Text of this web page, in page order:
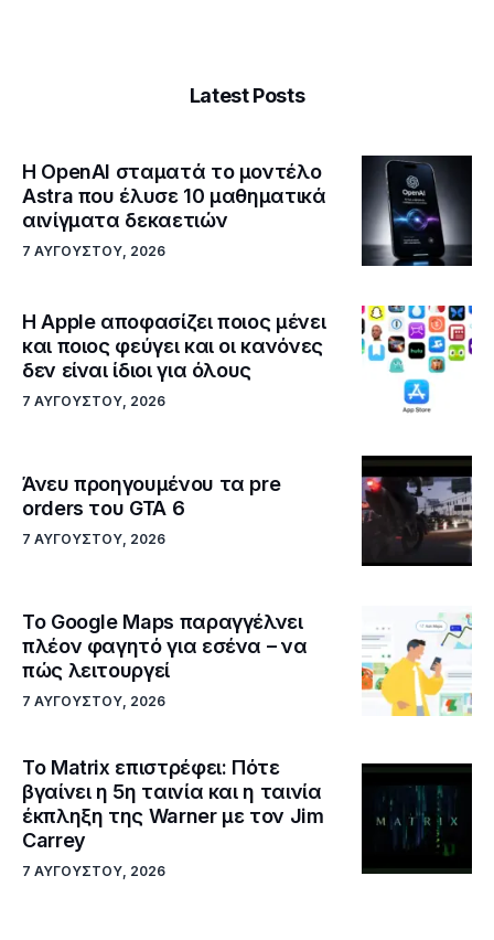
Latest Posts
Η OpenAI σταματά το μοντέλο
Astra που έλυσε 10 μαθηματικά
αινίγματα δεκαετιών
7 ΑΥΓΟΎΣΤΟΥ, 2026
Η Apple αποφασίζει ποιος μένει
και ποιος φεύγει και οι κανόνες
δεν είναι ίδιοι για όλους
7 ΑΥΓΟΎΣΤΟΥ, 2026
Άνευ προηγουμένου τα pre
orders του GTA 6
7 ΑΥΓΟΎΣΤΟΥ, 2026
Το Google Maps παραγγέλνει
πλέον φαγητό για εσένα – να
πώς λειτουργεί
7 ΑΥΓΟΎΣΤΟΥ, 2026
Το Matrix επιστρέφει: Πότε
βγαίνει η 5η ταινία και η ταινία
έκπληξη της Warner με τον Jim
Carrey
7 ΑΥΓΟΎΣΤΟΥ, 2026